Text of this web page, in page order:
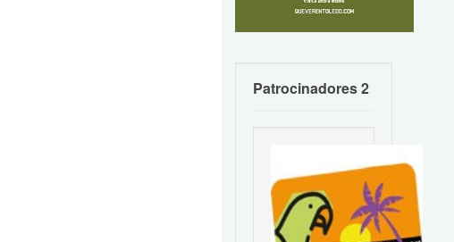
Patrocinadores 2